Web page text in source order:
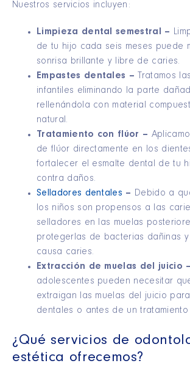
Nuestros servicios incluyen:
Limpieza dental semestral –
de tu hijo cada seis meses puede
sonrisa brillante y libre de caries.
Empastes dentales – Tratamos
infantiles eliminando la parte
rellenándola con material
natural.
Tratamiento con flúor –
de flúor directamente en los
fortalecer el esmalte dental de tu
contra daños.
Selladores dentales – Debido a
los niños son propensos a las
selladores en las muelas
protegerlas de bacterias dañinas
causa caries.
Extracción de muelas del juicio –
adolescentes pueden necesitar
extraigan las muelas del juicio
dentales o antes de un
¿Qué servicios de
estética ofrecemos?